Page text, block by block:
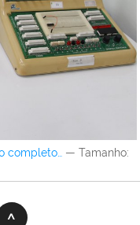
completo… — Tamanho: